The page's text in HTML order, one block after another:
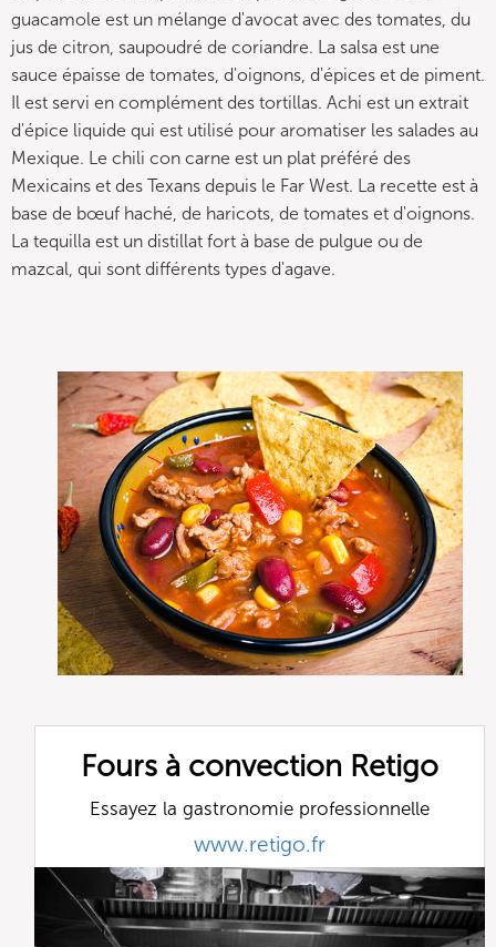
guacamole est un mélange d'avocat avec des tomates, du
jus de citron, saupoudré de coriandre. La salsa est une
sauce épaisse de tomates, d'oignons, d'épices et de piment.
Il est servi en complément des tortillas. Achi est un extrait
d'épice liquide qui est utilisé pour aromatiser les salades au
Mexique. Le chili con carne est un plat préféré des
Mexicains et des Texans depuis le Far West. La recette est à
base de bœuf haché, de haricots, de tomates et d'oignons.
La tequilla est un distillat fort à base de pulgue ou de
mazcal, qui sont différents types d'agave.
Fours à convection Retigo
Essayez la gastronomie professionnelle
www.retigo.fr